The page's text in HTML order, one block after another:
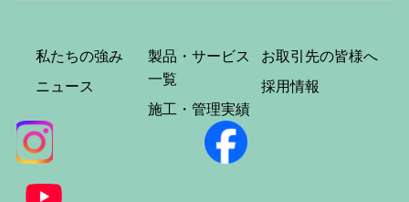
私たちの強み
ニュース
製品・サービス
一覧
施工・管理実績
お取引先の皆様へ
採用情報